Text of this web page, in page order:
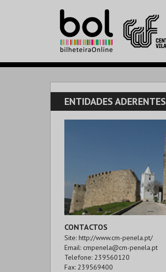
ENTIDADES ADERENTES
CONTACTOS
Site: http://www.cm-penela.pt/
Email: cmpenela@cm-penela.pt
Telefone: 239560120
Fax: 239569400